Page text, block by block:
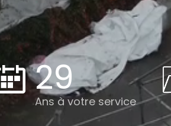
29
Ans à votre service